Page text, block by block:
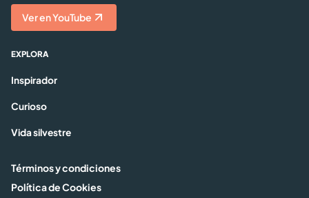
Ver en YouTube
EXPLORA
Inspirador
Curioso
Vida silvestre
Términos y condiciones
Política de Cookies